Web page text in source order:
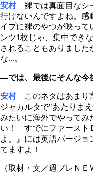
安村裸では真面目なシ
行けないんですよね。感
イプに裸のやつが映っ
ンツ1枚じゃ、集中でき
されることもありまし
な...。
―では、最後にそんな今
安村このネタはあまり
ジャカルタで"あたりま
みたいに海外でやってみ
い！ すでにファースト
よ。』には英語バージ
てますよ！
（取材・文／週プレＮ